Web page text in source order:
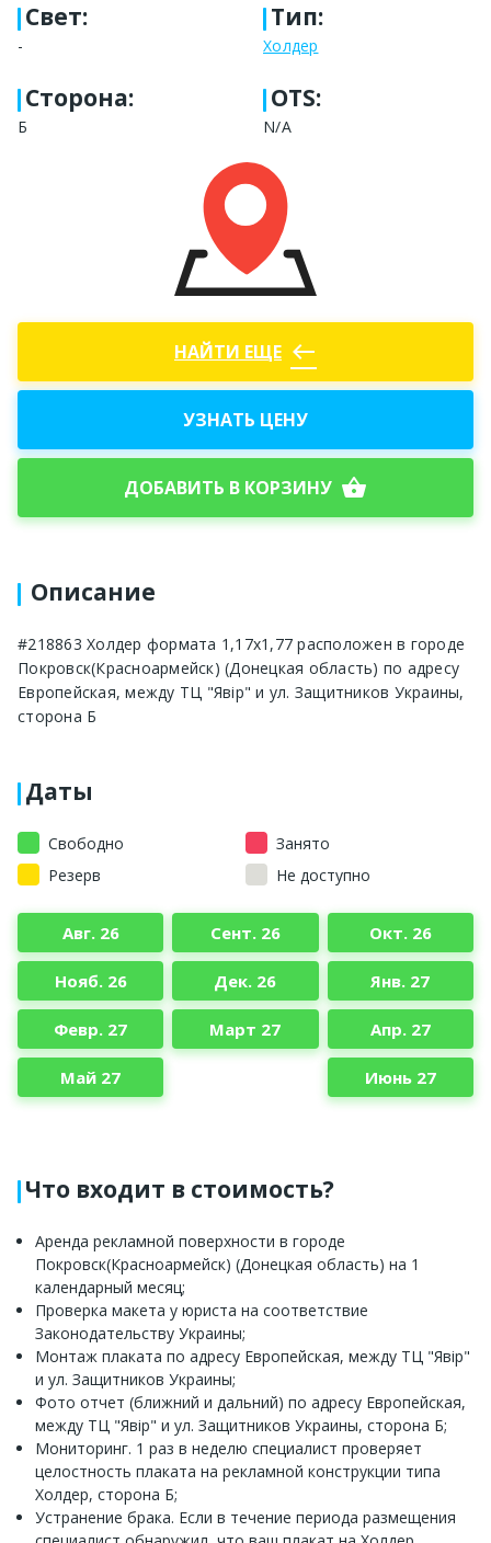
Свет:
-
Тип:
Холдер
Сторона:
Б
OTS:
N/A
НАЙТИ ЕЩЕ west
УЗНАТЬ ЦЕНУ
ДОБАВИТЬ В КОРЗИНУ shopping_basket
Описание
#218863 Холдер формата 1,17х1,77 расположен в городе
Покровск(Красноармейск) (Донецкая область) по адресу
Европейская, между ТЦ "Явір" и ул. Защитников Украины,
сторона Б
Даты
Свободно
Занято
Резерв
Не доступно
Авг. 26 Сент. 26 Окт. 26
Нояб. 26 Дек. 26 Янв. 27
Февр. 27 Март 27 Апр. 27
Май 27 Июнь 27
Что входит в стоимость?
Аренда рекламной поверхности в городе
Покровск(Красноармейск) (Донецкая область) на 1
календарный месяц;
Проверка макета у юриста на соответствие
Законодательству Украины;
Монтаж плаката по адресу Европейская, между ТЦ "Явір"
и ул. Защитников Украины;
Фото отчет (ближний и дальний) по адресу Европейская,
между ТЦ "Явір" и ул. Защитников Украины, сторона Б;
Мониторинг. 1 раз в неделю специалист проверяет
целостность плаката на рекламной конструкции типа
Холдер, сторона Б;
Устранение брака. Если в течение периода размещения